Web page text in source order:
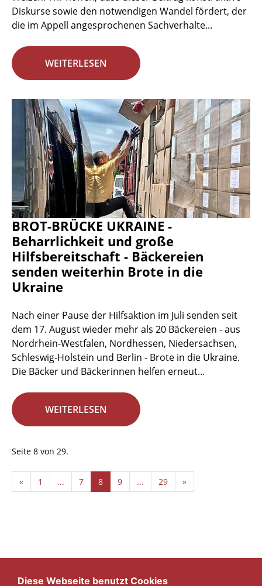
Diskurse sowie den notwendigen Wandel fördert, der
die im Appell angesprochenen Sachverhalte...
WEITERLESEN
BROT-BRÜCKE UKRAINE -
Beharrlichkeit und große
Hilfsbereitschaft - Bäckereien
senden weiterhin Brote in die
Ukraine
Nach einer Pause der Hilfsaktion im Juli senden seit
dem 17. August wieder mehr als 20 Bäckereien - aus
Nordrhein-Westfalen, Nordhessen, Niedersachsen,
Schleswig-Holstein und Berlin - Brote in die Ukraine.
Die Bäcker und Bäckerinnen helfen erneut...
WEITERLESEN
Seite 8 von 29.
« 1 ... 7 8 9 ... 29 »
Diese Webseite benutzt Cookies